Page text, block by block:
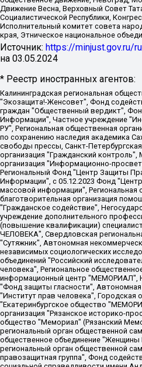
Движение Весна, Верховный Совет
Социалистической Республики,
Исполнительный комитет совета
края, Этническое национальное
Источник: https://minjust.gov.ru/
на 03.05.2024
* Реестр иностранных агентов:
Калининградская региональная общественная организация "Экозащита!-Женсовет", Фонд содействия защите прав и свобод граждан "Общественный вердикт", Фонд "Институт Развития Свободы Информации", Частное учреждение "Информационное агентство МЕМО. РУ", Региональная общественная организация "Общественная комиссия по сохранению наследия академика Сахарова", Фонд поддержки свободы прессы, Санкт-Петербургская общественная правозащитная организация "Гражданский контроль", Межрегиональная общественная организация "Информационно-просветительский центр "Мемориал", Региональный Фонд "Центр Защиты Прав Средств Массовой Информации", с 05.12.2023 Фонд "Центр Защиты Прав Средств массовой информации", Региональная общественная благотворительная организация помощи беженцам и мигрантам "Гражданское содействие", Негосударственное образовательное учреждение дополнительного профессионального образования (повышение квалификации) специалистов "АКАДЕМИЯ ПО ПРАВАМ ЧЕЛОВЕКА", Свердловская региональная общественная организация "Сутяжник", Автономная некоммерческая организация "Центр независимых социологических исследований", Союз общественных объединений "Российский исследовательский центр по правам человека", Региональное общественное учреждение научно-информационный центр "МЕМОРИАЛ", Некоммерческая организация "Фонд защиты гласности", Автономная некоммерческая организация "Институт прав человека", Городская общественная организация "Екатеринбургское общество "МЕМОРИАЛ", Городская общественная организация "Рязанское историко-просветительское и правозащитное общество "Мемориал" (Рязанский Мемориал), Челябинский региональный орган общественной самодеятельности – женское общественное объединение "Женщины Евразии", Челябинский региональный орган общественной самодеятельности "Уральская правозащитная группа", Фонд содействия защите здоровья и социальной справедливости имени Андрея Рылькова, Автономная Некоммерческая Организация "Аналитический Центр Юрия Левады", Автономная некоммерческая организация социальной поддержки населения "Проект Апрель", Региональная общественная организация помощи женщинам и детям, находящимся в кризисной ситуации "Информационно-методический центр "Анна", Фонд содействия развитию массовых коммуникаций и правовому просвещению "Так-так-Так", Фонд содействия устойчивому развитию "Серебряная тайга", Свердловский региональный общественный фонд социальных проектов "Новое время", "Idel.Реалии", Кавказ.Реалии, Крым.Реалии, Телеканал Настоящее Время, Татаро-башкирская служба Радио Свобода (Azatliq Radiosi), Радио Свободная Европа/Радио Свобода (PCE/PC), "Сибирь.Реалии", "Фактограф", Благотворительный фонд помощи осужденным и их семьям, Автономная некоммерческая организация "Институт глобализации и социальных движений", Фонд "В защиту прав заключенных", Частное учреждение "Центр поддержки и содействия развитию средств массовой информации", Пензенский региональный общественный благотворительный фонд "Гражданский союз", "Север.Реалии", Некоммерческая организация Фонд "Правовая инициатива", Общество с ограниченной ответственностью "Радио Свободная Европа/Радио Свобода", Чешское информационное агентство "MEDIUM-ORIENT", Красноярская региональная общественная организация "Мы против СПИДа", Камалягин Денис Николаевич, Маркелов Сергей Евгеньевич, Пономарев Лев Александрович, Савицкая Людмила Алексеевна, Автономная некоммерческая организация "Центр по работе с проблемой насилия "НАСИЛИЮ.НЕТ", Межрегиональный профессиональный союз работников здравоохранения "Альянс врачей", Юридическое лицо, зарегистрированное в Латвийской Республике, SIA "Medusa Project" (регистрационный номер 40103797863, дата регистрации 10.06.2014), Некоммерческая организация "Фонд по борьбе с коррупцией", Автономная некоммерческая организация "Институт права и публичной политики", Баданин Роман Сергеевич, Гликин Максим Александрович, Железнова Мария Михайловна, Лукьянова Юлия Сергеевна, Маетная Елизавета Витальевна, Маняхин Петр Борисович, Чуракова Ольга Владимировна, Ярош Юлия Петровна, Юридическое лицо "The Insider SIA", зарегистрированное в Риге, Латвийская Республика (дата регистрации 26.06.2015), являющееся администратором доменного имени интернет-издания "The Insider SIA", https://theins.ru, Постернак Алексей Евгеньевич, Рубин Михаил Аркадьевич, Анин Роман Александрович, Юридическое лицо Istories fonds, зарегистрированное в Латвийской Республике (регистрационный номер 50008295751, дата регистрации 24.02.2020), Великовский Дмитрий Александрович, Долинина Ирина Николаевна, Мароховская Алеся Алексеевна, Шлейнов Роман Юрьевич, Шмагун Олеся Валентиновна, Общество с ограниченной ответственностью "Альтаир 2021", Общество с ограниченной ответственностью "Вега 2021", Общество с ограниченной ответственностью "Главный редактор 2021", Общество с ограниченной ответственностью "Ромашки монолит", Важенков Артем Валерьевич, Ивановская областная общественная организация "Центр гендерных исследований", Гурман Юрий Альбертович, Медиапроект "ОВД-Инфо", Егоров Владимир Владимирович, Жилинский Владимир Александрович, Общество с ограниченной ответственностью "ЗП", Иванова София Юрьевна, Карезина Инна Павловна, Кильтау Екатерина Викторовна, Петров Алексей Викторович, Пискунов Сергей Евгеньевич, Смирнов Сергей Сергеевич, Тихонов Михаил Сергеевич, Общество с ограниченной ответственностью "ЖУРНАЛИСТ-ИНОСТРАННЫЙ АГЕНТ", Арапова Галина Юрьевна, Вольтская Татьяна Анатольевна, Американская компания "Mason G.E.S. Anonymous Foundation" (США), являющаяся владельцем интернет-издания https://mnews.world/, Компания "Stichting Bellingcat", зарегистрированная в Нидерландах (дата регистрации 11.07.2018), Захаров Андрей Вячеславович, Клепиковская Екатерина Дмитриевна, Общество с ограниченной ответственностью "МЕМО", Перл Роман Александрович, Симонов Евгений Алексеевич, Соловьева Елена Анатольевна, Сотников Даниил Владимирович, Сурначева Елизавета Дмитриевна, Автономная некоммерческая организация по защите прав человека и информированию населения "Якутия – Наше Мнение", Общество с ограниченной ответственностью "Москоу диджитал медиа", с 26.01.2023 Общество с ограниченной ответственностью "Чайка Белые сады", Ветошкина Валерия Валерьевна, Заговора Максим Александрович, Межрегиональное общественное движение "Российская ЛГБТ - сеть", Оленичев Максим Владимирович, Павлов Иван Юрьевич, Скворцова Елена Сергеевна, Общество с ограниченной ответственностью "Как бы инагент", Кочетков Игорь Викторович, Общество с ограниченной ответственностью "Честные выборы", Еланчик Олег Александрович, Общество с ограниченной